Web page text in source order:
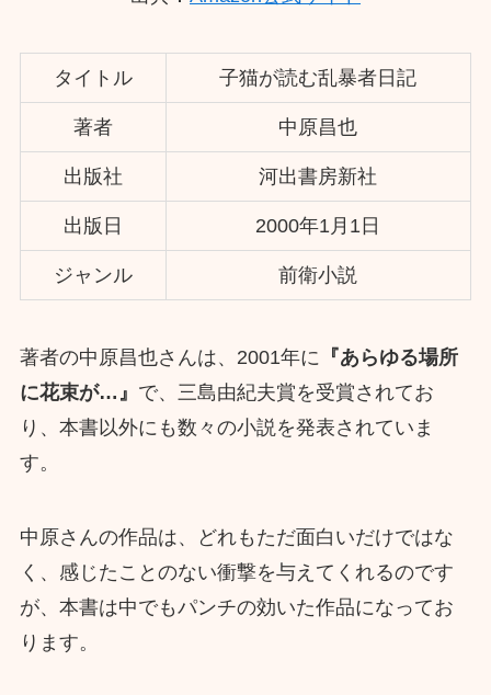
タイトル 子猫が読む乱暴者日記
著者 中原昌也
出版社 河出書房新社
出版日 2000年1月1日
ジャンル 前衛小説
著者の中原昌也さんは、2001年に 『あらゆる場所
に花束が…』 で、三島由紀夫賞を受賞されてお
り、本書以外にも数々の小説を発表されていま
す。
中原さんの作品は、どれもただ面白いだけではな
く、感じたことのない衝撃を与えてくれるのです
が、本書は中でもパンチの効いた作品になってお
ります。